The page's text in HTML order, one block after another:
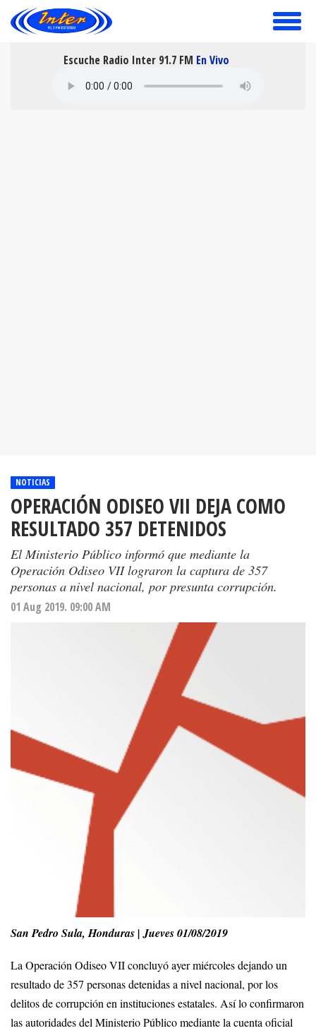
toggle
Escuche Radio Inter 91.7 FM En Vivo
NOTICIAS
OPERACIÓN ODISEO VII DEJA COMO
RESULTADO 357 DETENIDOS
El Ministerio Público informó que mediante la
Operación Odiseo VII lograron la captura de 357
personas a nivel nacional, por presunta corrupción.
01 Aug 2019. 09:00 AM
San Pedro Sula, Honduras | Jueves 01/08/2019
La Operación Odiseo VII concluyó ayer miércoles dejando un
resultado de 357 personas detenidas a nivel nacional, por los
delitos de corrupción en instituciones estatales. Así lo confirmaron
las autoridades del Ministerio Público mediante la cuenta oficial